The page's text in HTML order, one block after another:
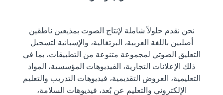
نحن نقدم حلولاً شاملة لإنتاج الصوت بمذيعين ناطقين
أصليين باللغة العربية، البرتغالية، والإسبانية لتسجيل
التعليق الصوتي لمجموعة متنوعة من التطبيقات، بما في
ذلك الإعلانات التجارية، الفيديوهات المؤسسية، المواد
التعليمية، العروض التقديمية، فيديوهات التدريب والتعليم
الإلكتروني والتعليم عن بُعد، فيديوهات السلامة،